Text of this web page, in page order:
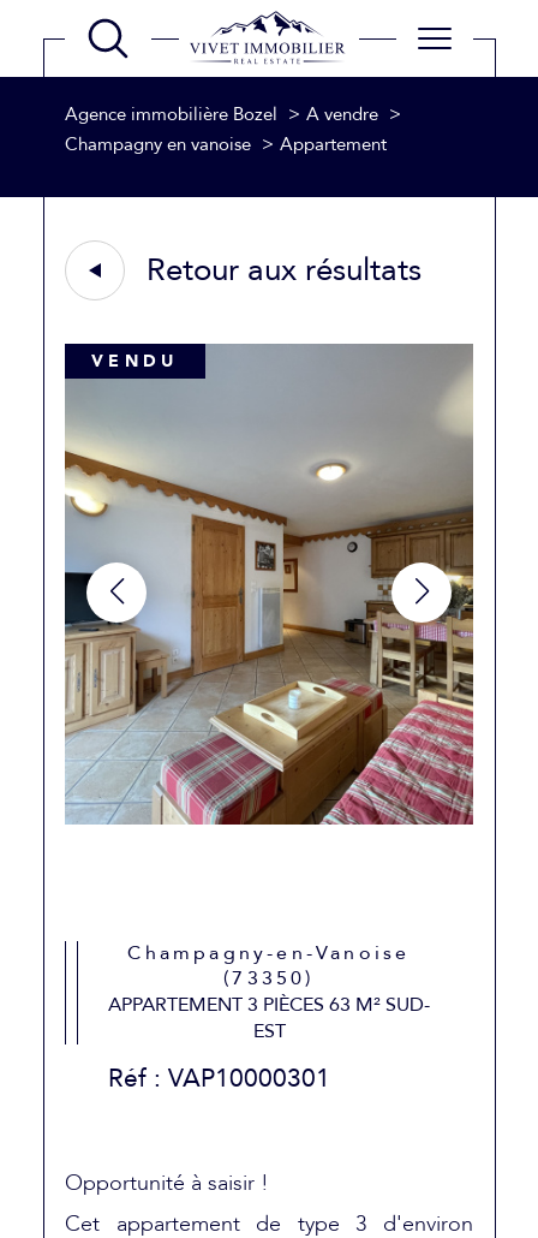
Agence immobilière Bozel
A vendre
Champagny en vanoise
Appartement
Retour aux résultats
VENDU
Champagny-en-Vanoise
(73350)
APPARTEMENT 3 PIÈCES 63 M² SUD-
EST
Réf : VAP10000301
Opportunité à saisir !
Cet appartement de type 3 d'environ